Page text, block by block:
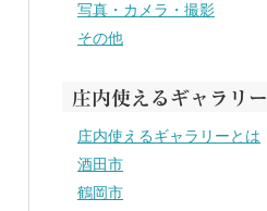
写真・カメラ・撮影
その他
庄内使えるギャラリー
庄内使えるギャラリーとは
酒田市
鶴岡市